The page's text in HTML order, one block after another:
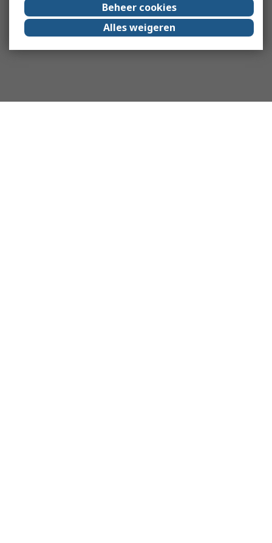
Beheer cookies
Alles weigeren